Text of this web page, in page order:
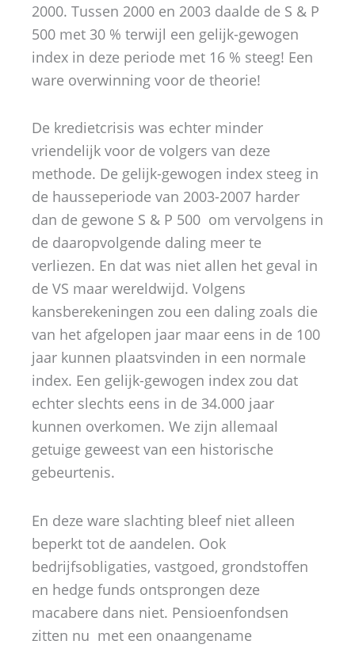
2000. Tussen 2000 en 2003 daalde de S & P
500 met 30 % terwijl een gelijk-gewogen
index in deze periode met 16 % steeg! Een
ware overwinning voor de theorie!
De kredietcrisis was echter minder
vriendelijk voor de volgers van deze
methode. De gelijk-gewogen index steeg in
de hausseperiode van 2003-2007 harder
dan de gewone S & P 500 om vervolgens in
de daaropvolgende daling meer te
verliezen. En dat was niet allen het geval in
de VS maar wereldwijd. Volgens
kansberekeningen zou een daling zoals die
van het afgelopen jaar maar eens in de 100
jaar kunnen plaatsvinden in een normale
index. Een gelijk-gewogen index zou dat
echter slechts eens in de 34.000 jaar
kunnen overkomen. We zijn allemaal
getuige geweest van een historische
gebeurtenis.
En deze ware slachting bleef niet alleen
beperkt tot de aandelen. Ook
bedrijfsobligaties, vastgoed, grondstoffen
en hedge funds ontsprongen deze
macabere dans niet. Pensioenfondsen
zitten nu met een onaangename